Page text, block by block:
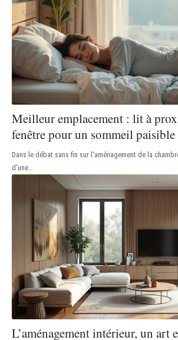
Meilleur emplacement : lit à
fenêtre pour un sommeil paisible
Dans le débat sans fin sur l'aménagement de la
d'une…
L’aménagement intérieur, un art